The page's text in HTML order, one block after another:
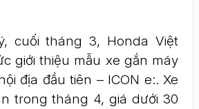
cuối tháng 3, Honda Việt
giới thiệu mẫu xe gắn máy
địa đầu tiên – ICON e:. Xe
trong tháng 4, giá dưới 30